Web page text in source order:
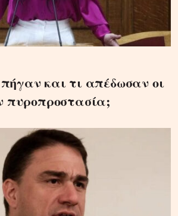
και τι απέδωσαν οι
πυροπροστασία;